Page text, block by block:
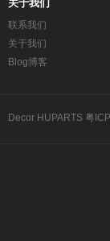
关于我们
联系我们
关于我们
Blog博客
Decor HUPARTS 粤